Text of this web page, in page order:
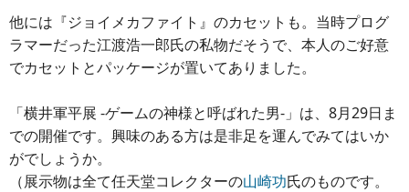
他には『ジョイメカファイト』のカセットも。当時プログ
ラマーだった江渡浩一郎氏の私物だそうで、本人のご好意
でカセットとパッケージが置いてありました。
「横井軍平展 -ゲームの神様と呼ばれた男-」は、8月29日ま
での開催です。興味のある方は是非足を運んでみてはいか
がでしょうか。
（展示物は全て任天堂コレクターの山崎功氏のものです。